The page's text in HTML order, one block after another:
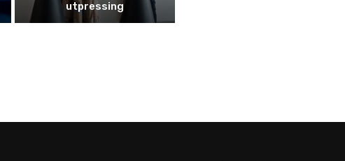
utpressing